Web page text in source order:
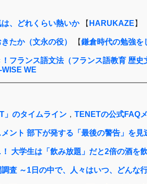
、どれくらい熱いか【 HARUKAZE 】
たか（文永の役） 【鎌倉時代の勉強を
フランス語文法（フランス語教育 歴
WE
」のタイムライン ， TENETの公式FAQ
ント 部下が発する「最後の警告」を見
大学生は「飲み放題」だと2倍の酒を
調査 ～1日の中で、人々はいつ、どんな